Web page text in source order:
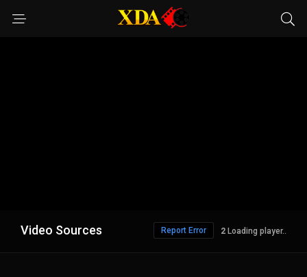
Video Sources 1 Loading player..
Report Error